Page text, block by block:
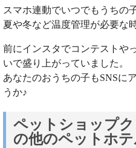
スマホ連動でいつでもうちの
夏や冬など温度管理が必要な
前にインスタでコンテストや
いで盛り上がっていました。
あなたのおうちの子もSNSに
うか♪
ペットショップ
の他のペットホ